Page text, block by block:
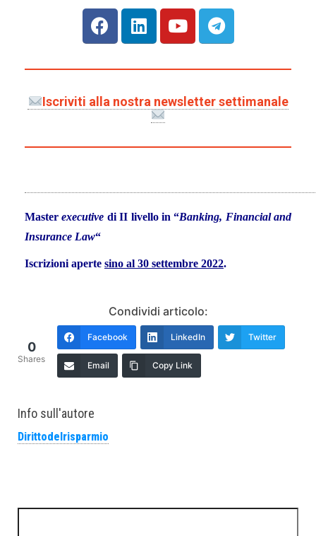
Iscriviti alla nostra newsletter settimanale
Masterexecutive di II livello in “Banking, Financial and
Insurance Law“
Iscrizioni aperte sino al 30 settembre 2022.
Condividi articolo:
0
Shares
Facebook LinkedIn Twitter
Email Copy Link
Info sull'autore
Dirittodelrisparmio